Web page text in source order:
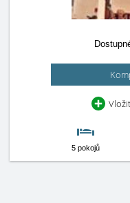
5 pokojů